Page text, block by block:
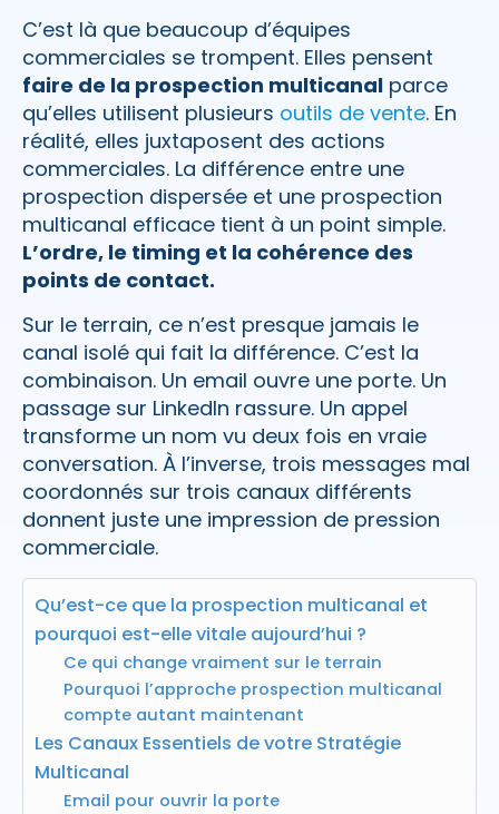
C’est là que beaucoup d’équipes
commerciales se trompent. Elles pensent
faire de la prospection multicanal parce
qu’elles utilisent plusieurs outils de vente. En
réalité, elles juxtaposent des actions
commerciales. La différence entre une
prospection dispersée et une prospection
multicanal efficace tient à un point simple.
L’ordre, le timing et la cohérence des
points de contact.
Sur le terrain, ce n’est presque jamais le
canal isolé qui fait la différence. C’est la
combinaison. Un email ouvre une porte. Un
passage sur LinkedIn rassure. Un appel
transforme un nom vu deux fois en vraie
conversation. À l’inverse, trois messages mal
coordonnés sur trois canaux différents
donnent juste une impression de pression
commerciale.
Qu’est-ce que la prospection multicanal et
pourquoi est-elle vitale aujourd’hui ?
Ce qui change vraiment sur le terrain
Pourquoi l’approche prospection multicanal
compte autant maintenant
Les Canaux Essentiels de votre Stratégie
Multicanal
Email pour ouvrir la porte